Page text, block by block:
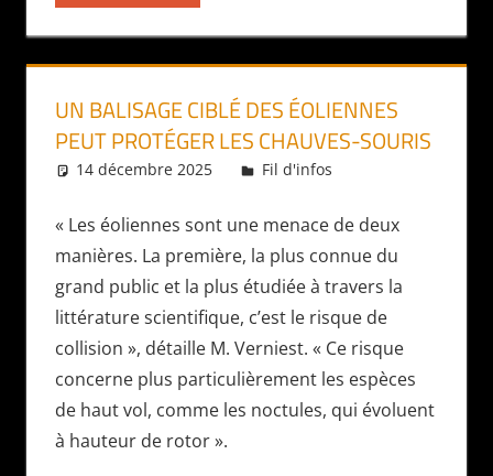
UN BALISAGE CIBLÉ DES ÉOLIENNES
PEUT PROTÉGER LES CHAUVES-SOURIS
14 décembre 2025 Daniel
Fil d'infos
« Les éoliennes sont une menace de deux
manières. La première, la plus connue du
grand public et la plus étudiée à travers la
littérature scientifique, c’est le risque de
collision », détaille M. Verniest. « Ce risque
concerne plus particulièrement les espèces
de haut vol, comme les noctules, qui évoluent
à hauteur de rotor ».